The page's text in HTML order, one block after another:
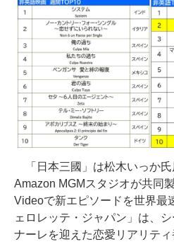
「日本三國」は松木いっか氏
Amazon MGMスタジオが共同
Videoで新エピソードを世界最
ェロレッテ・ジャパン」は、
ナーレを迎えた恋愛リアリティ